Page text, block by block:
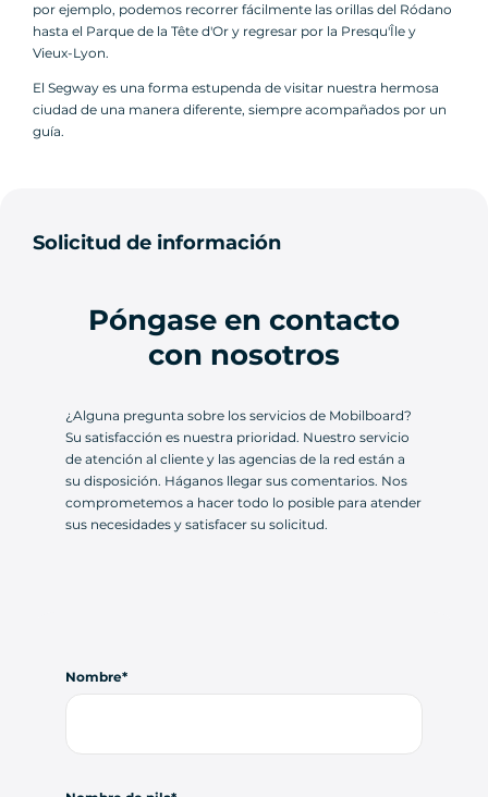
por ejemplo, podemos recorrer fácilmente las orillas del Ródano
hasta el Parque de la Tête d'Or y regresar por la Presqu'Île y
Vieux-Lyon.
El Segway es una forma estupenda de visitar nuestra hermosa
ciudad de una manera diferente, siempre acompañados por un
guía.
Solicitud de información
Póngase en contacto
con nosotros
¿Alguna pregunta sobre los servicios de Mobilboard?
Su satisfacción es nuestra prioridad. Nuestro servicio
de atención al cliente y las agencias de la red están a
su disposición. Háganos llegar sus comentarios. Nos
comprometemos a hacer todo lo posible para atender
sus necesidades y satisfacer su solicitud.
Nombre